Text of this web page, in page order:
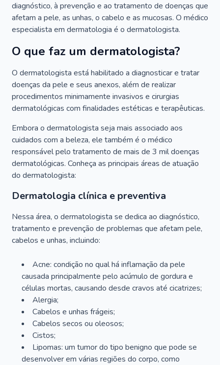
diagnóstico, à prevenção e ao tratamento de doenças que
afetam a pele, as unhas, o cabelo e as mucosas. O médico
especialista em dermatologia é o dermatologista.
O que faz um dermatologista?
O dermatologista está habilitado a diagnosticar e tratar
doenças da pele e seus anexos, além de realizar
procedimentos minimamente invasivos e cirurgias
dermatológicas com finalidades estéticas e terapêuticas.
Embora o dermatologista seja mais associado aos
cuidados com a beleza, ele também é o médico
responsável pelo tratamento de mais de 3 mil doenças
dermatológicas. Conheça as principais áreas de atuação
do dermatologista:
Dermatologia clínica e preventiva
Nessa área, o dermatologista se dedica ao diagnóstico,
tratamento e prevenção de problemas que afetam pele,
cabelos e unhas, incluindo:
Acne: condição no qual há inflamação da pele
causada principalmente pelo acúmulo de gordura e
células mortas, causando desde cravos até cicatrizes;
Alergia;
Cabelos e unhas frágeis;
Cabelos secos ou oleosos;
Cistos;
Lipomas: um tumor do tipo benigno que pode se
desenvolver em várias regiões do corpo, como